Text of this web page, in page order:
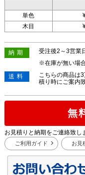
単色
木目
納期
受注後2～3営業
※在庫が無い場
送料
こちらの商品は
積り時にご案内
無
お見積りと納期をご連絡致し
ご利用ガイド お見